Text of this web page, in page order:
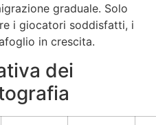
graduale. Solo
i giocatori soddisfatti, i
in crescita.
dei